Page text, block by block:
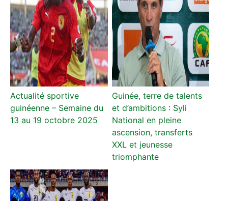
Actualité sportive
guinéenne – Semaine du
13 au 19 octobre 2025
Guinée, terre de talents
et d’ambitions : Syli
National en pleine
ascension, transferts
XXL et jeunesse
triomphante